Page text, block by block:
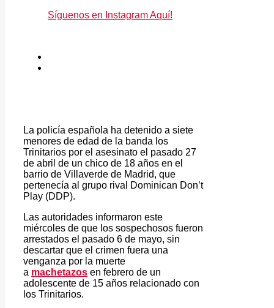
Síguenos en Instagram Aquí!
La policía española ha detenido a siete
menores de edad de la banda los
Trinitarios por el asesinato el pasado 27
de abril de un chico de 18 años en el
barrio de Villaverde de Madrid, que
pertenecía al grupo rival Dominican Don’t
Play (DDP).
Las autoridades informaron este
miércoles de que los sospechosos fueron
arrestados el pasado 6 de mayo, sin
descartar que el crimen fuera una
venganza por la muerte
a machetazos en febrero de un
adolescente de 15 años relacionado con
los Trinitarios.